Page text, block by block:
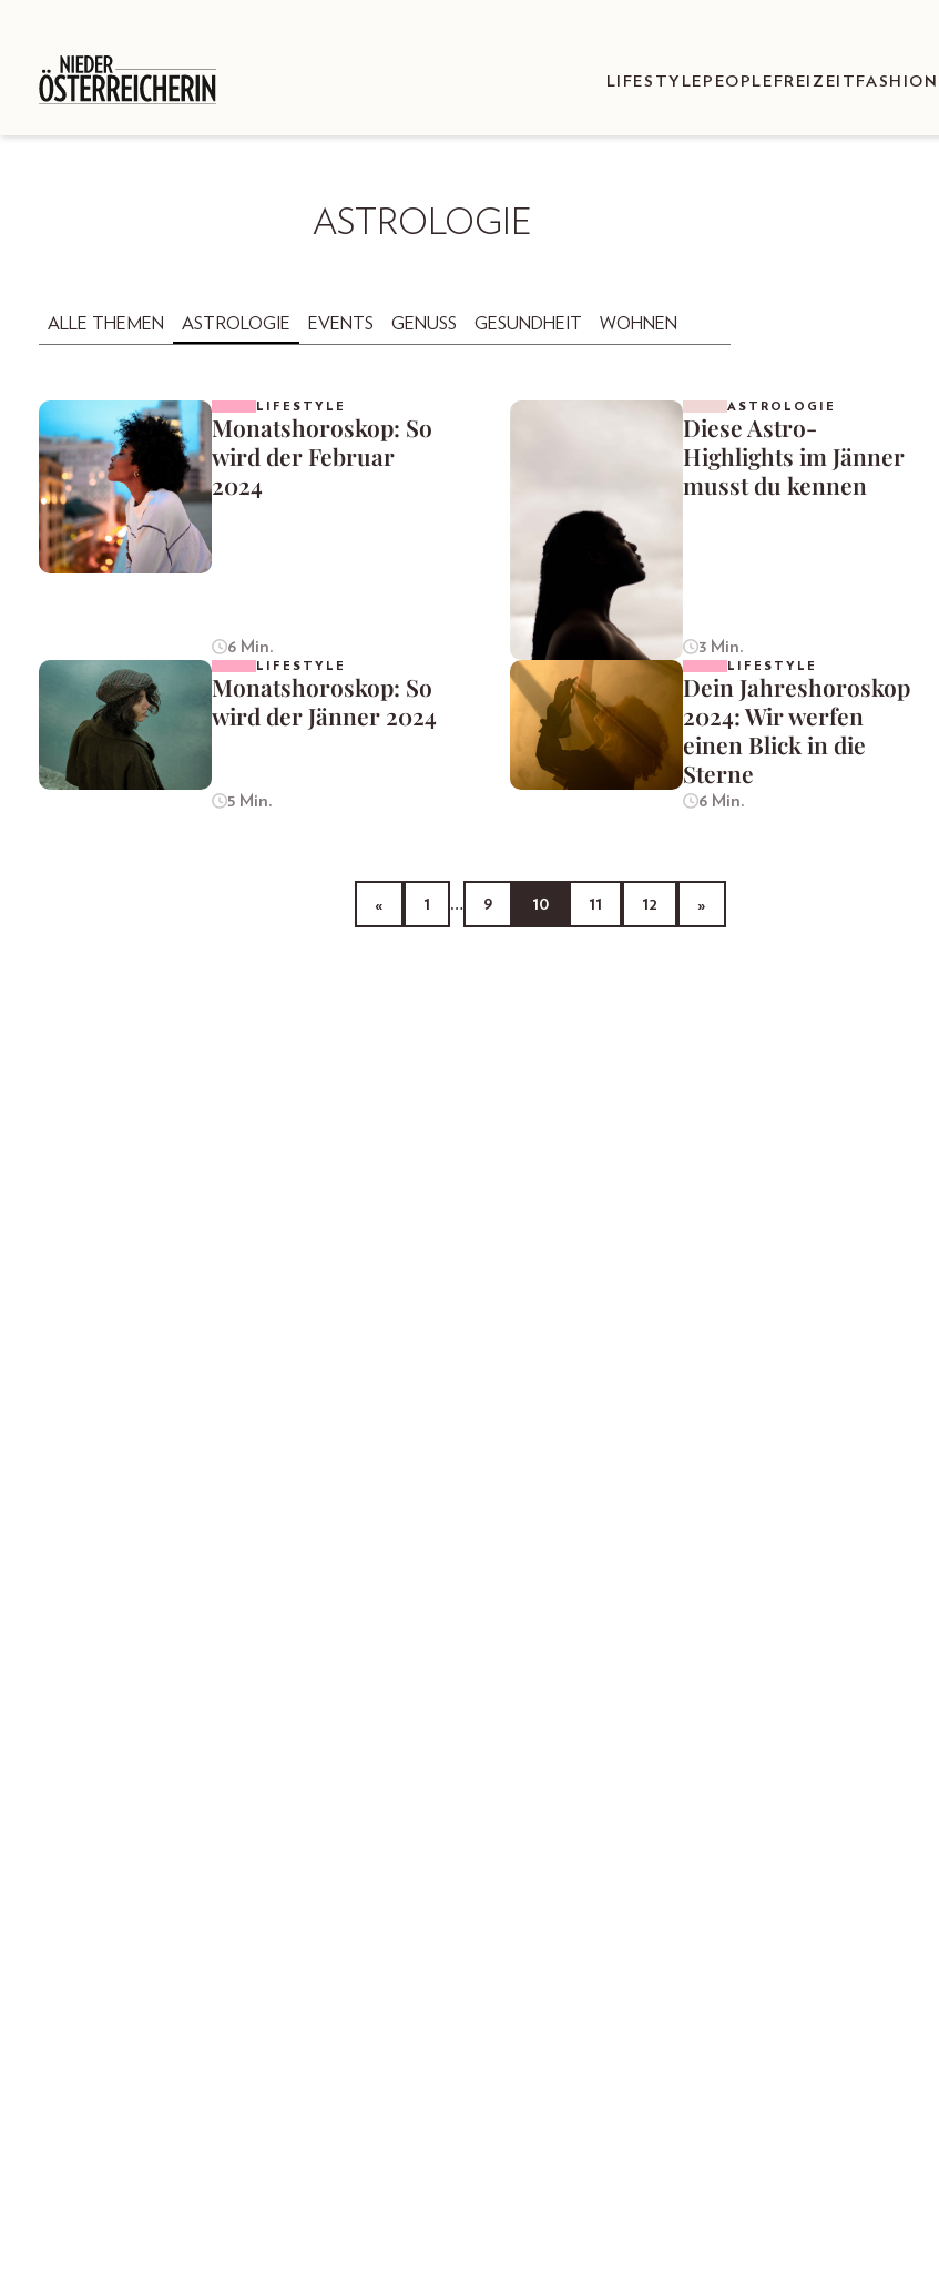
LIFESTYLE PEOPLE FREIZEIT FASHION
ASTROLOGIE
ALLE THEMEN ASTROLOGIE EVENTS GENUSS GESUNDHEIT WOHNEN
LIFESTYLE
Monatshoroskop: So
wird der Februar
2024
6 Min.
ASTROLOGIE
Diese Astro-
Highlights im Jänner
musst du kennen
3 Min.
LIFESTYLE
Monatshoroskop: So
wird der Jänner 2024
5 Min.
LIFESTYLE
Dein Jahreshoroskop
2024: Wir werfen
einen Blick in die
Sterne
6 Min.
« 1 … 9 10 11 12 »